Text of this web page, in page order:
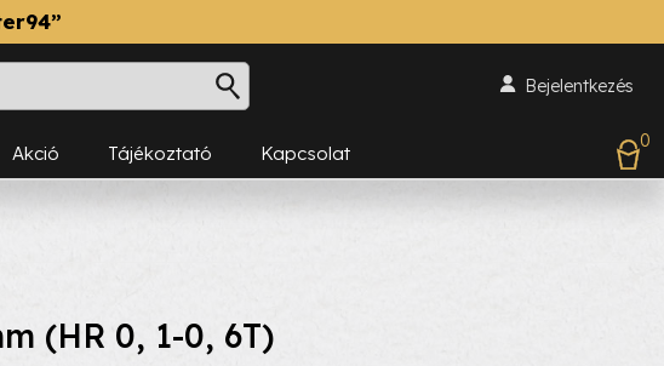
Bejelentkezés
Akció Tájékoztató Kapcsolat
0
(HR 0, 1-0, 6T)